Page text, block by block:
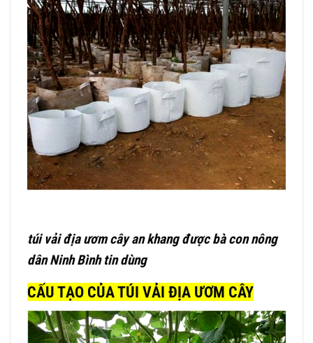
túi vải địa ươm cây an khang được bà con nông
dân Ninh Bình tin dùng
CẤU TẠO CỦA TÚI VẢI ĐỊA ƯƠM CÂY